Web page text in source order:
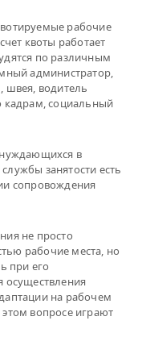
рабочие
квоты работает
по различным
администратор,
швея, водитель
кадрам, социальный
в
занятости есть
сопровождения
не просто
рабочие места, но
при его
осуществления
на рабочем
вопросе играют